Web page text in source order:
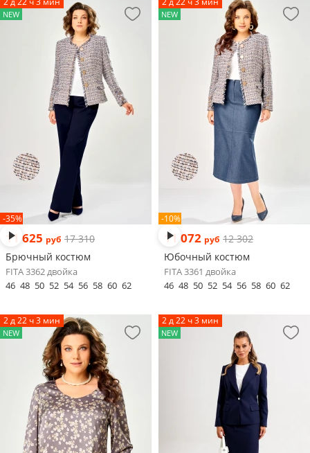
NEW
-35%
11 625 руб 17 310
Брючный костюм
FITA 3362 двойка
46 48 50 52 54 56 58 60 62
NEW
-10%
11 072 руб 12 302
Юбочный костюм
FITA 3361 двойка
46 48 50 52 54 56 58 60 62
2 д 22 ч 3 мин
NEW
2 д 22 ч 3 мин
NEW